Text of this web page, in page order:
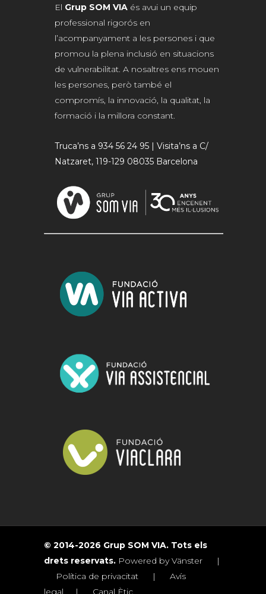
El Grup SOM VIA és avui un equip
professional rigorós en
l’acompanyament a les persones i que
promou la plena inclusió en situacions
de vulnerabilitat. A nosaltres ens mouen
les persones, però també el
compromís, la innovació, la qualitat, la
formació i la millora constant.
Truca’ns a 934 56 24 95 | Visita’ns a C/
Natzaret, 119-129 08035 Barcelona
© 2014-2026 Grup SOM VIA. Tots els
drets reservats. Powered by Vänster
|
Política de privacitat
|
Avís
legal
| Canal Ètic